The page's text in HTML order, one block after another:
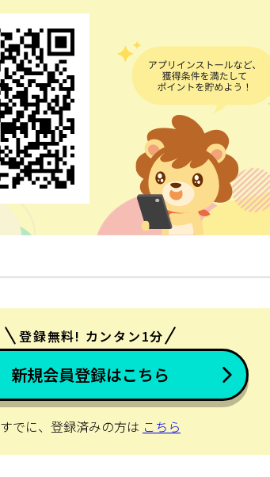
登録無料! カンタン1分
新規会員登録はこちら
すでに、登録済みの方は こちら